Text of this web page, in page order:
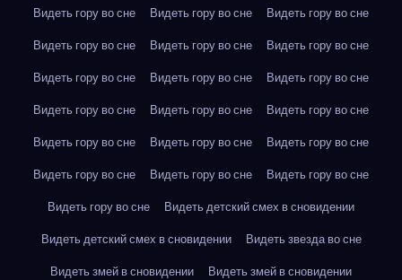
Видеть гору во сне
Видеть гору во сне
Видеть гору во сне
Видеть гору во сне
Видеть гору во сне
Видеть гору во сне
Видеть гору во сне
Видеть гору во сне
Видеть гору во сне
Видеть гору во сне
Видеть гору во сне
Видеть гору во сне
Видеть гору во сне
Видеть гору во сне
Видеть гору во сне
Видеть гору во сне
Видеть гору во сне
Видеть гору во сне
Видеть гору во сне
Видеть детский смех в сновидении
Видеть детский смех в сновидении
Видеть звезда во сне
Видеть змей в сновидении
Видеть змей в сновидении